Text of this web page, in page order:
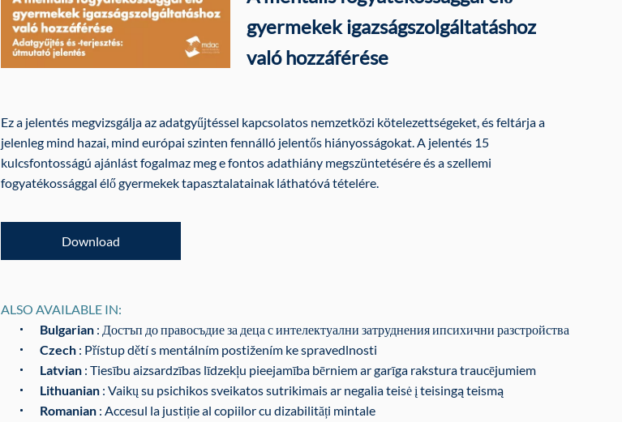
gyermekek igazságszolgáltatáshoz
való hozzáférése
Ez a jelentés megvizsgálja az adatgyűjtéssel kapcsolatos nemzetközi kötelezettségeket, és feltárja a
jelenleg mind hazai, mind európai szinten fennálló jelentős hiányosságokat. A jelentés 15
kulcsfontosságú ajánlást fogalmaz meg e fontos adathiány megszüntetésére és a szellemi
fogyatékossággal élő gyermekek tapasztalatainak láthatóvá tételére.
Download
ALSO AVAILABLE IN:
Bulgarian : Достъп до правосъдие за деца с интелектуални затруднения ипсихични разстройства
Czech : Přístup dětí s mentálním postižením ke spravedlnosti
Latvian : Tiesību aizsardzības līdzekļu pieejamība bērniem ar garīga rakstura traucējumiem
Lithuanian : Vaikų su psichikos sveikatos sutrikimais ar negalia teisė į teisingą teismą
Romanian : Accesul la justiție al copiilor cu dizabilități mintale